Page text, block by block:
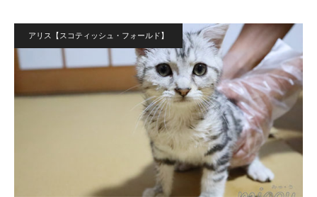
アリス【スコティッシュ・フォールド】